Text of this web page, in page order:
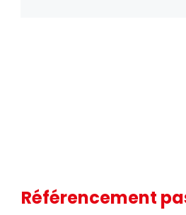
Référencement